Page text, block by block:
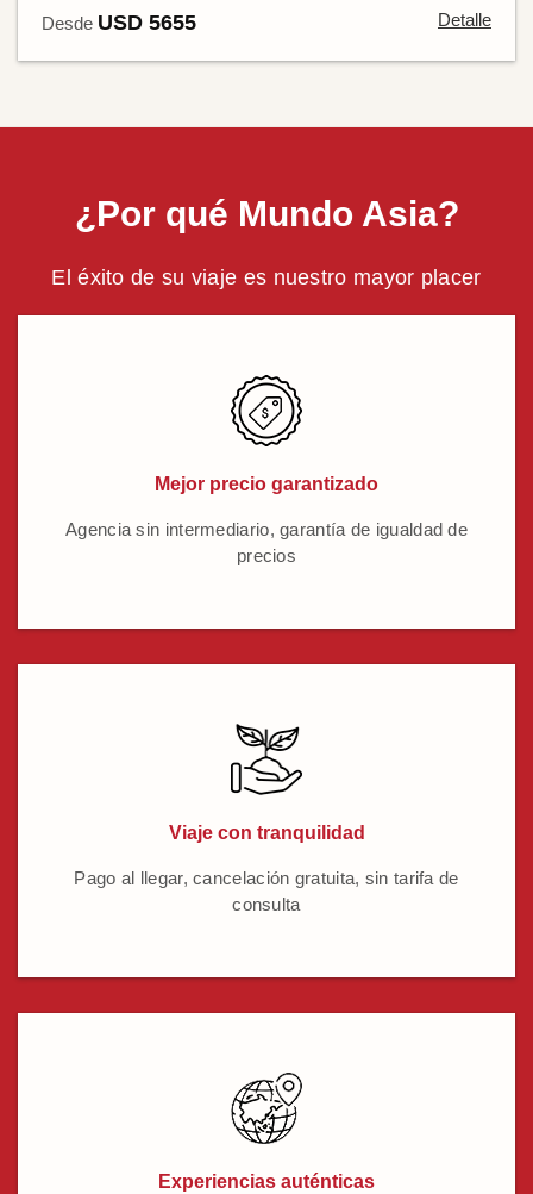
Desde USD 5655 Detalle
¿Por qué Mundo Asia?
El éxito de su viaje es nuestro mayor placer
Mejor precio garantizado
Agencia sin intermediario, garantía de igualdad de
precios
Viaje con tranquilidad
Pago al llegar, cancelación gratuita, sin tarifa de
consulta
Experiencias auténticas